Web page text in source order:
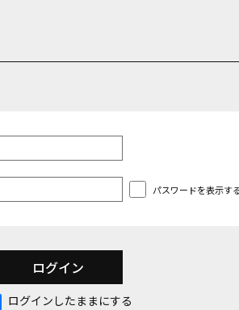
パスワードを表示す
ログインしたままにする